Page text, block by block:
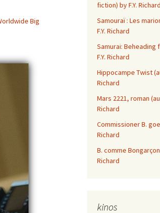
Big
fiction) by F.Y. Richard
Samouraï : Les
F.Y. Richard
Samurai:
F.Y. Richard
Hippocampe Twist
Richard
Mars 2221, roman
Richard
Commissioner B.
Richard
B. comme
Richard
kinos